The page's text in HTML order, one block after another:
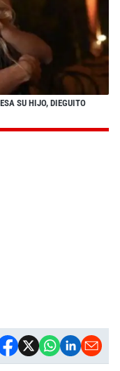
SU HIJO, DIEGUITO